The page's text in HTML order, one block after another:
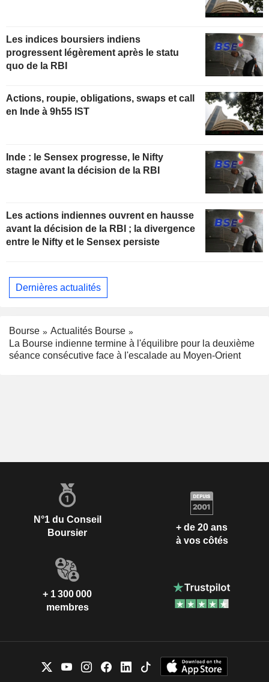
Les indices boursiers indiens
progressent légèrement après le statu
quo de la RBI
Actions, roupie, obligations, swaps et call
en Inde à 9h55 IST
Inde : le Sensex progresse, le Nifty
stagne avant la décision de la RBI
Les actions indiennes ouvrent en hausse
avant la décision de la RBI ; la divergence
entre le Nifty et le Sensex persiste
Dernières actualités
Bourse
Actualités Bourse
La Bourse indienne termine à l'équilibre pour la deuxième
séance consécutive face à l'escalade au Moyen-Orient
N°1 du Conseil
Boursier
+ de 20 ans
à vos côtés
+ 1 300 000
membres